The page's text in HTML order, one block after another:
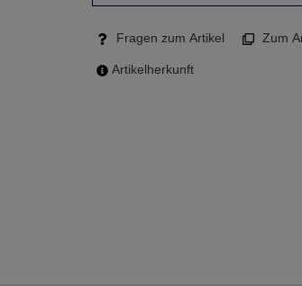
Fragen zum Artikel Zum
Artikelherkunft